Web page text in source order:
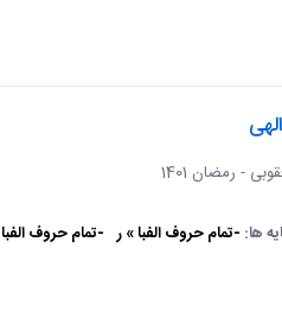
- رمضان 1401
ها: -تمام حروف الفبا » ر -تمام حروف الفبا